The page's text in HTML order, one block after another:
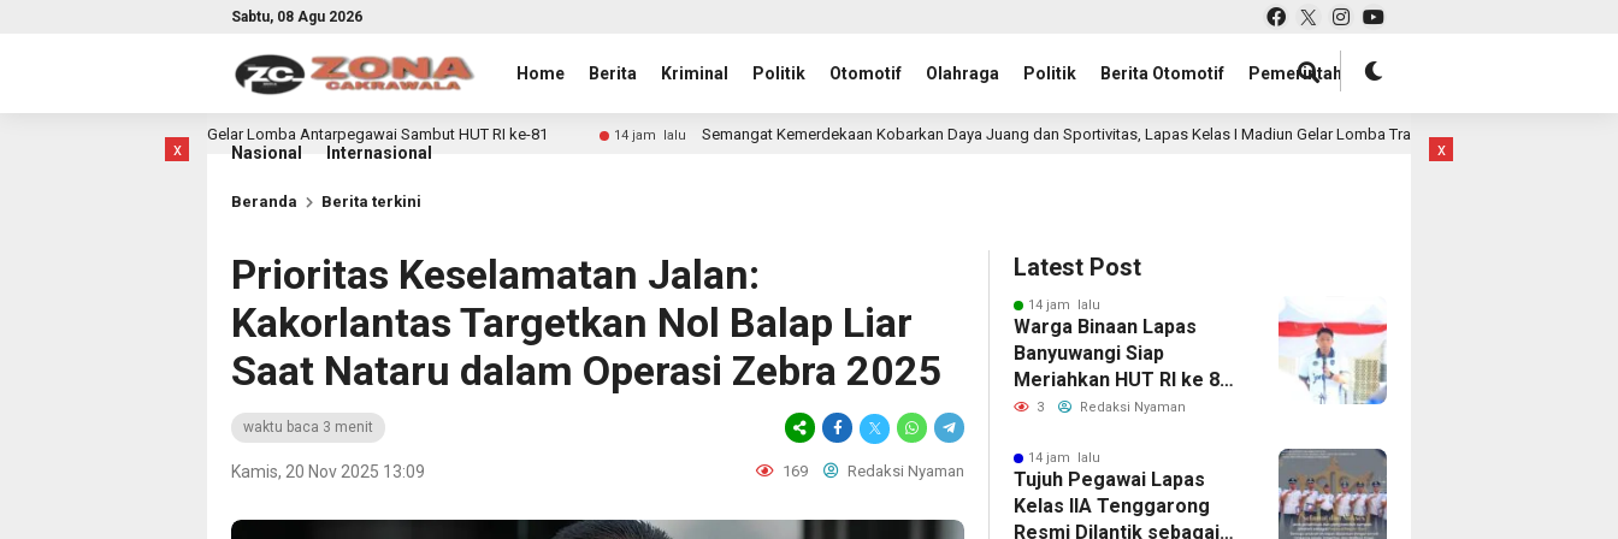
Sabtu, 08 Agu 2026
Home Berita Kriminal Politik Otomotif Olahraga Politik Berita Otomotif Pemerintah
Nasional Internasional
x
Gelar Lomba Antarpegawai Sambut HUT RI ke-81 14 jam lalu Semangat Kemerdekaan Kobarkan Daya Juang dan Sportivitas, Lapas Kelas I Madiun Gelar Lomba Tradisional Lanjutan bagi Warga Binaan
Beranda Berita terkini
Prioritas Keselamatan Jalan:
Kakorlantas Targetkan Nol Balap Liar
Saat Nataru dalam Operasi Zebra 2025
waktu baca 3 menit
Kamis, 20 Nov 2025 13:09 169 Redaksi Nyaman
Latest Post
14 jam lalu
Warga Binaan Lapas
Banyuwangi Siap
Meriahkan HUT RI ke 81
dengan Berbagai
3 Redaksi Nyaman
14 jam lalu
Tujuh Pegawai Lapas
Kelas IIA Tenggarong
Resmi Dilantik sebagai
x